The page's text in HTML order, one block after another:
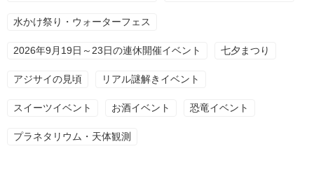
水かけ祭り・ウォーターフェス
2026年9月19日～23日の連休開催イベント 七夕まつり
アジサイの見頃 リアル謎解きイベント
スイーツイベント お酒イベント 恐竜イベント
プラネタリウム・天体観測